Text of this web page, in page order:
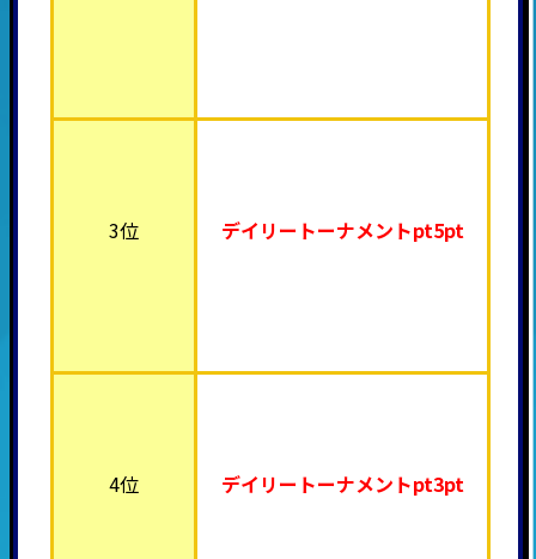
3位 デイリートーナメントpt5pt
4位 デイリートーナメントpt3pt